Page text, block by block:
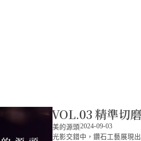
VOL.03 精準切
美的源頭2024-09-03
光影交錯中，鑽石工藝展現